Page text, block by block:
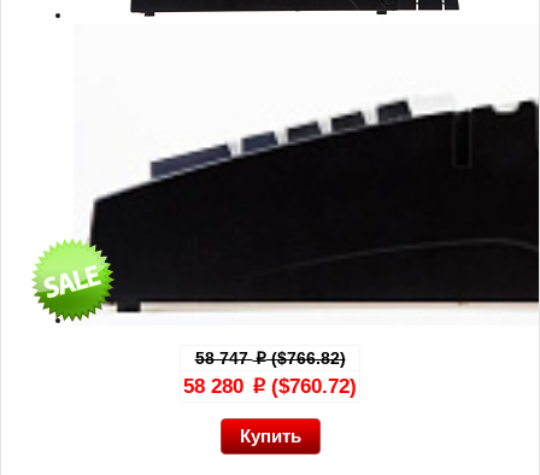
58 747p($766.82)
58 280 p ($760.72)